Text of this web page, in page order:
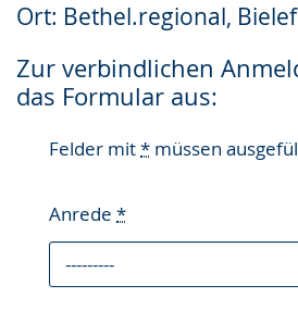
Ort: Bethel.regional,
Zur verbindlichen
das Formular aus:
Felder mit* müssen
Anrede *